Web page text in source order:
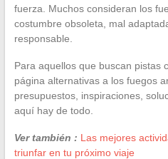
fuerza. Muchos consideran los
costumbre obsoleta, mal
responsable.
Para aquellos que buscan pistas
página alternativas a los fuegos
presupuestos, inspiraciones,
aquí hay de todo.
Ver también : Las mejores
triunfar en tu próximo viaje